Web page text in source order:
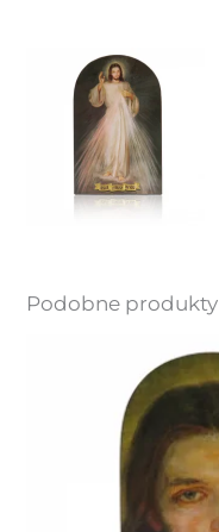
Podobne produkty